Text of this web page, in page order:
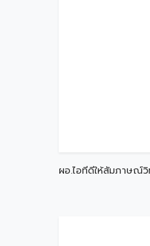
ผอ.ไอทีดีให้สัมภาษณ์